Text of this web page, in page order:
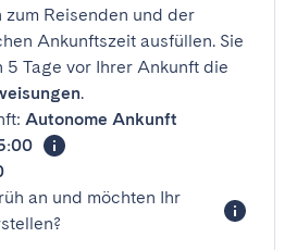
Reisenden und der
Ankunftszeit ausfüllen. Sie
5 Tage vor Ihrer Ankunft die
.
Autonome Ankunft
an und möchten Ihr